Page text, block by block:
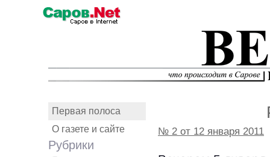
Первая полоса
О газете и сайте
Рубрики
№ 2 от 12 января 2011